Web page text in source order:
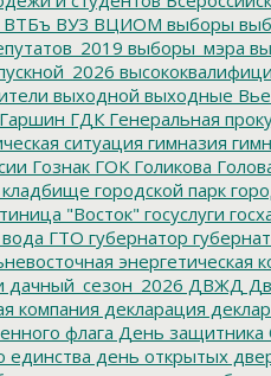
ВТБъ ВУЗ ВЦИОМ выборы
выборы_мэра
выходной выходные
Гаршин ГДК Генеральная
ситуация гимназия
Гознак ГОК Голикова
кладбище городской парк
"Восток" госуслуги
ГТО губернатор
энергетическая
дачный_сезон_2026 ДВЖД
компания декларация
флага День защитника
единства день открытых